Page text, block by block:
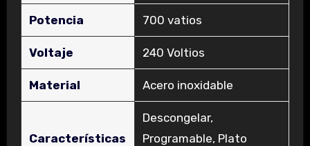
Potencia ‎700 vatios
Voltaje ‎240 Voltios
Material ‎Acero inoxidable
Características
‎Descongelar,
Programable, Plato